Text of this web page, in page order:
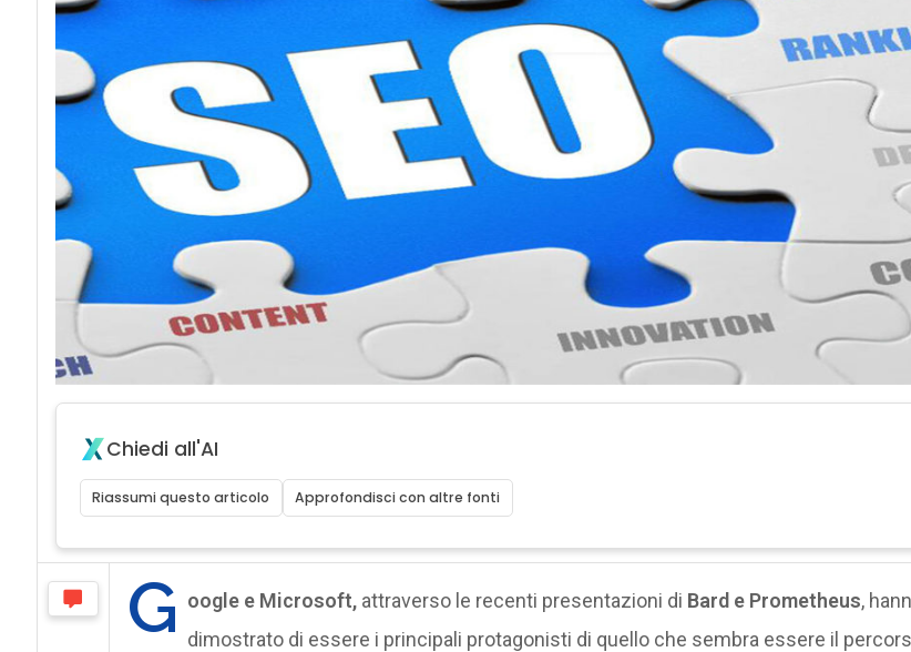
Chiedi all'AI
Riassumi questo articolo Approfondisci con altre fonti
G oogle e Microsoft,attraverso le recenti presentazioni di Bard e Prometheus,
dimostrato di essere i principali protagonisti di quello che sembra essere il